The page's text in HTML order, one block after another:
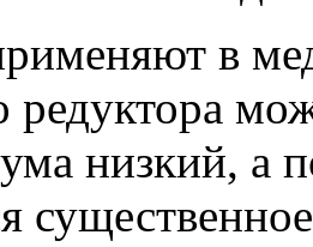
в
редуктора
низкий, а